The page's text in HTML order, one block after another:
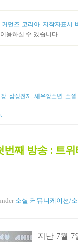
먼즈 코리아 저작자표시-
용하실 수 있습니다.
, 삼성전자, 새우깡소년
소셜
째 방송 : 트
소셜 커뮤니케이션/
지난 7월 7